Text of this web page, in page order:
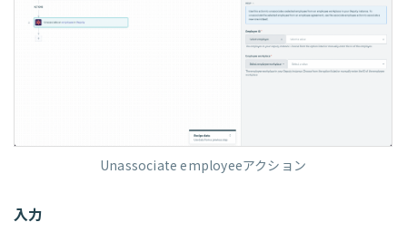
Unassociate employeeアクション
入力